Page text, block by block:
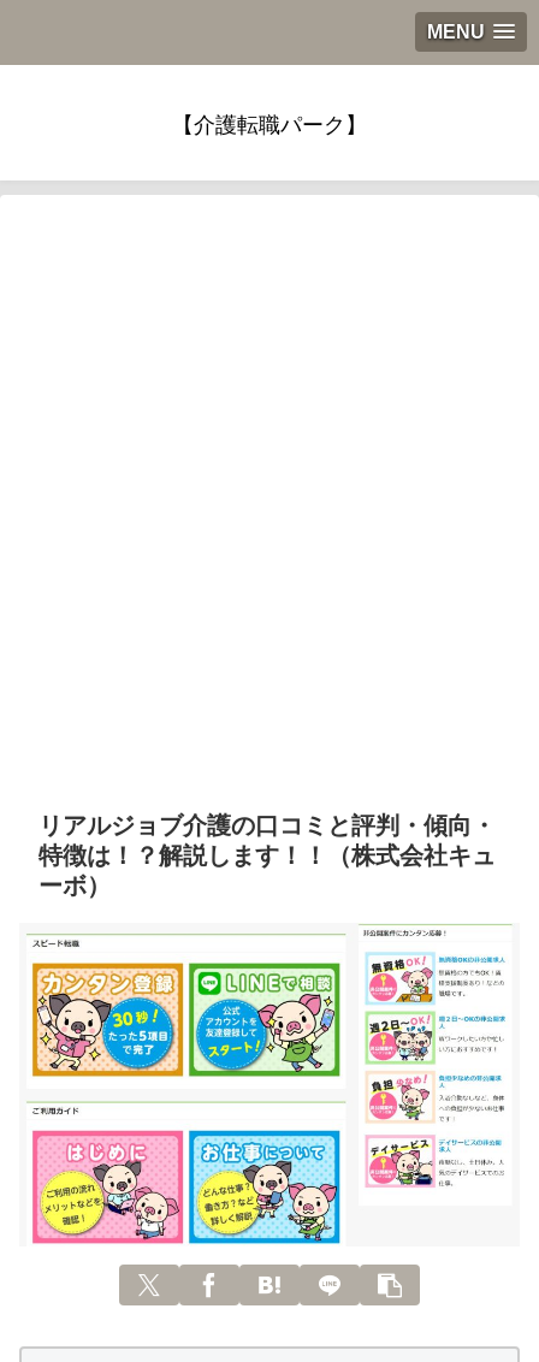
MENU
【介護転職パーク】
リアルジョブ介護の口コミと評判・傾向・
特徴は！？解説します！！（株式会社キュ
ーボ）